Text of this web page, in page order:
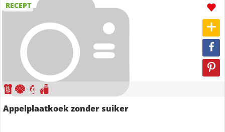
RECEPT
Appelplaatkoek zonder suiker